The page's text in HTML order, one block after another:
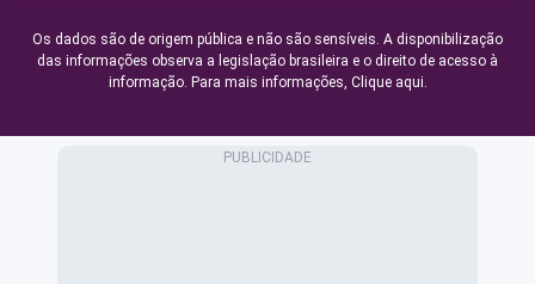
Os dados são de origem pública e não são sensíveis. A disponibilização
das informações observa a legislação brasileira e o direito de acesso à
informação. Para mais informações, Clique aqui.